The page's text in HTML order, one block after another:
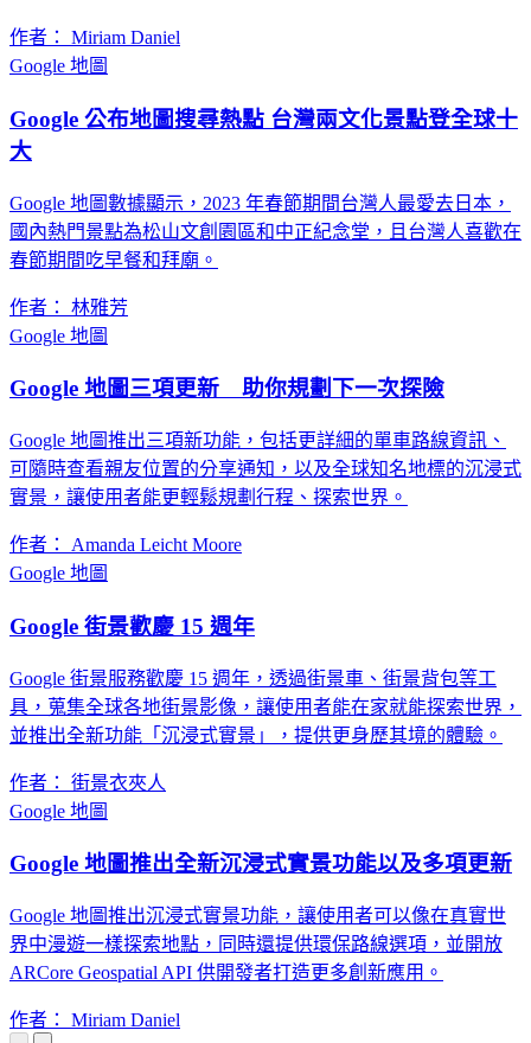
作者： Miriam Daniel
Google 地圖
Google 公布地圖搜尋熱點 台灣兩文化景點登全球十
大
Google 地圖數據顯示，2023 年春節期間台灣人最愛去日本，
國內熱門景點為松山文創園區和中正紀念堂，且台灣人喜歡在
春節期間吃早餐和拜廟。
作者： 林雅芳
Google 地圖
Google 地圖三項更新 助你規劃下一次探險
Google 地圖推出三項新功能，包括更詳細的單車路線資訊、
可隨時查看親友位置的分享通知，以及全球知名地標的沉浸式
實景，讓使用者能更輕鬆規劃行程、探索世界。
作者： Amanda Leicht Moore
Google 地圖
Google 街景歡慶 15 週年
Google 街景服務歡慶 15 週年，透過街景車、街景背包等工
具，蒐集全球各地街景影像，讓使用者能在家就能探索世界，
並推出全新功能「沉浸式實景」，提供更身歷其境的體驗。
作者： 街景衣夾人
Google 地圖
Google 地圖推出全新沉浸式實景功能以及多項更新
Google 地圖推出沉浸式實景功能，讓使用者可以像在真實世
界中漫遊一樣探索地點，同時還提供環保路線選項，並開放
ARCore Geospatial API 供開發者打造更多創新應用。
作者： Miriam Daniel